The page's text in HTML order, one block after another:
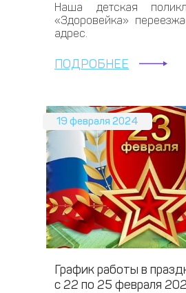
Наша детская
«Здоровейка»
адрес.
ПОДРОБНЕЕ
19 февраля 2024
График работы в
с 22 по 25 февраля